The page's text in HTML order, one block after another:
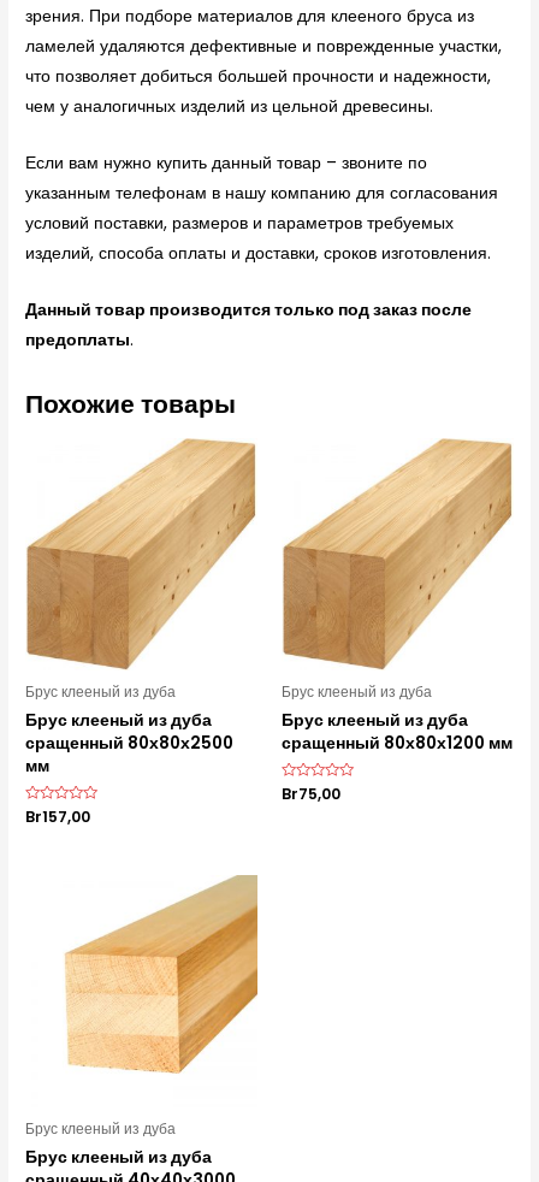
зрения. При подборе материалов для клееного бруса из
ламелей удаляются дефективные и поврежденные участки,
что позволяет добиться большей прочности и надежности,
чем у аналогичных изделий из цельной древесины.
Если вам нужно купить данный товар – звоните по
указанным телефонам в нашу компанию для согласования
условий поставки, размеров и параметров требуемых
изделий, способа оплаты и доставки, сроков изготовления.
Данный товар производится только под заказ после
предоплаты.
Похожие товары
Брус клееный из дуба
Брус клееный из дуба
сращенный 80х80х2500
мм
О
ц
Br157,00
Брус клееный из дуба
Брус клееный из дуба
сращенный 80х80х1200 мм
О
ц
Br75,00
Брус клееный из дуба
Брус клееный из дуба